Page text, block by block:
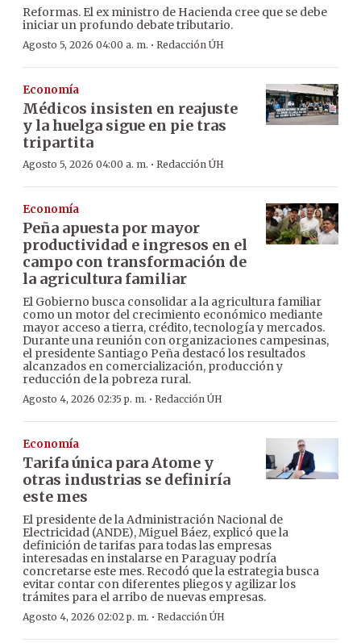
Reformas. El ex ministro de Hacienda cree que se debe
iniciar un profundo debate tributario.
Agosto 5, 2026 04:00 a. m. · Redacción ÚH
Economía
Médicos insisten en reajuste
y la huelga sigue en pie tras
tripartita
Agosto 5, 2026 04:00 a. m. · Redacción ÚH
Economía
Peña apuesta por mayor
productividad e ingresos en el
campo con transformación de
la agricultura familiar
El Gobierno busca consolidar a la agricultura familiar
como un motor del crecimiento económico mediante
mayor acceso a tierra, crédito, tecnología y mercados.
Durante una reunión con organizaciones campesinas,
el presidente Santiago Peña destacó los resultados
alcanzados en comercialización, producción y
reducción de la pobreza rural.
Agosto 4, 2026 02:35 p. m. · Redacción ÚH
Economía
Tarifa única para Atome y
otras industrias se definiría
este mes
El presidente de la Administración Nacional de
Electricidad (ANDE), Miguel Báez, explicó que la
definición de tarifas para todas las empresas
interesadas en instalarse en Paraguay podría
concretarse este mes. Recodó que la estrategia busca
evitar contar con diferentes pliegos y agilizar los
trámites para el arribo de nuevas empresas.
Agosto 4, 2026 02:02 p. m. · Redacción ÚH